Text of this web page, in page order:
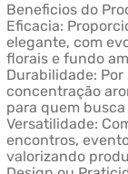
Beneficios do
Eficacia:
elegante, com
florais e fundo
Durabilidade:
concentração
para quem
Versatilidade:
encontros,
valorizando